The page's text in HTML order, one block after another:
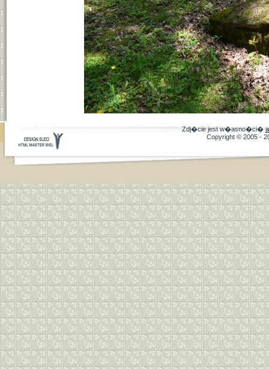
Zdj�cie jest w�asno�ci�
Copyright © 2005 -